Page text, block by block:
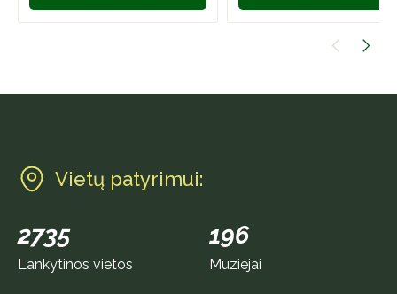
Vietų patyrimui:
2735
Lankytinos vietos
196
Muziejai